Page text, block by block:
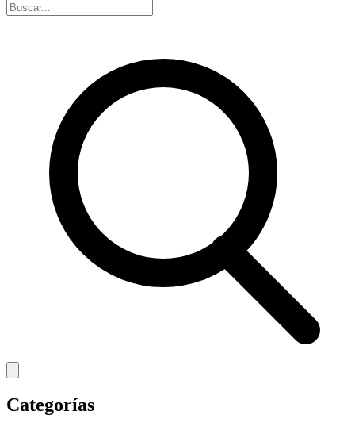
Categorías